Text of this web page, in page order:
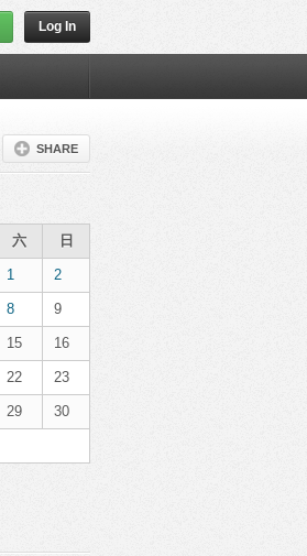
Log In
SHARE
六 日
1 2
8 9
15 16
22 23
29 30